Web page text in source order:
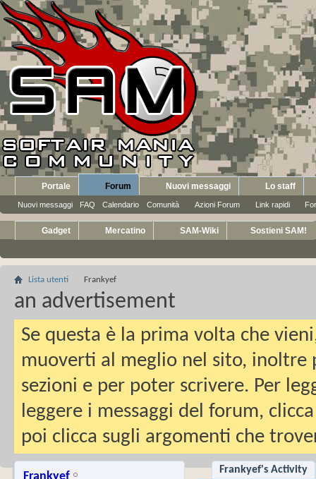
Portale Forum
Nuovi messaggi FAQ Calendario Comunità Azioni Forum Link rapidi
Nuovi messaggi Lo staff
Gadget Mercatino SAM-Wiki Sostieni SAM!
Lista utenti Frankyef
an advertisement
Se questa è la prima volta che
muoverti al meglio nel sito, inoltre
sezioni e per poter scrivere. Per
leggere i messaggi del forum,
poi clicca sugli argomenti che
Frankyef
Frankyef's Activity